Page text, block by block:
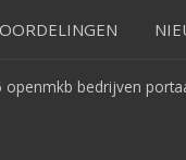
bedrijven